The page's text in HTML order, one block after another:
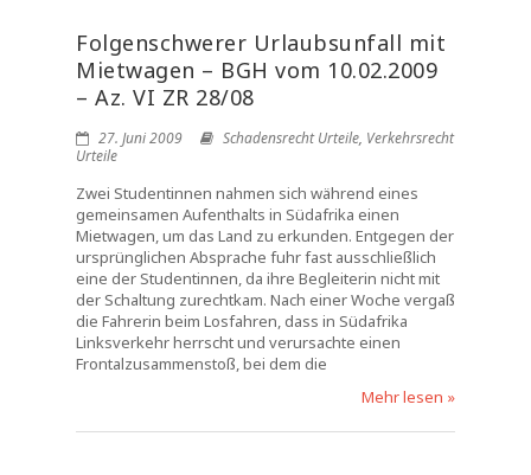
Folgenschwerer Urlaubsunfall mit
Mietwagen – BGH vom 10.02.2009
– Az. VI ZR 28/08
27. Juni 2009 Schadensrecht Urteile, Verkehrsrecht
Urteile
Zwei Studentinnen nahmen sich während eines
gemeinsamen Aufenthalts in Südafrika einen
Mietwagen, um das Land zu erkunden. Entgegen der
ursprünglichen Absprache fuhr fast ausschließlich
eine der Studentinnen, da ihre Begleiterin nicht mit
der Schaltung zurechtkam. Nach einer Woche vergaß
die Fahrerin beim Losfahren, dass in Südafrika
Linksverkehr herrscht und verursachte einen
Frontalzusammenstoß, bei dem die
Mehr lesen »